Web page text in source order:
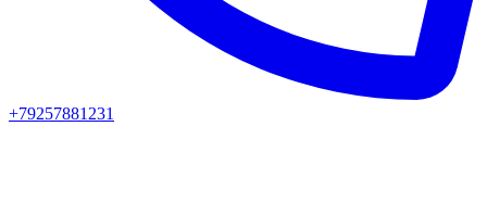
+79257881231